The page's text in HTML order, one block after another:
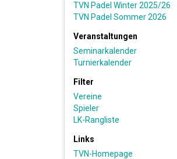
TVN Padel Winter 2025/26
TVN Padel Sommer 2026
Veranstaltungen
Seminarkalender
Turnierkalender
Filter
Vereine
Spieler
LK-Rangliste
Links
TVN-Homepage